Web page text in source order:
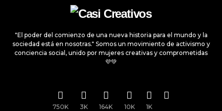
"El poder del comienzo de una nueva historia para el mundo y la
sociedad está en nosotras." Somos un movimiento de activismo y
conciencia social, unido por mujeres creativas y comprometidas
💜💚
750K 3K 164K 10K 1K